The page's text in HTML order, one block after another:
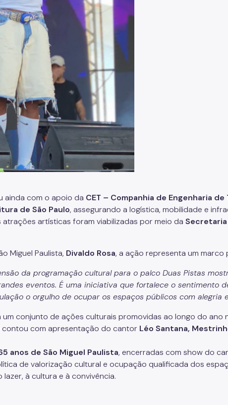
ainda com o apoio da CET – Companhia de Engenharia de
de São Paulo, assegurando a logística, mobilidade e
atrações artísticas foram viabilizadas por meio da
Miguel Paulista, Divaldo Rosa, a ação representa um marco
da programação cultural para o palco Duas Pistas
eventos. É uma iniciativa que fortalece o sentimento
o orgulho de ocupar os espaços públicos com alegria
um conjunto de ações culturais promovidas ao longo do
contou com apresentação do cantor Léo Santana,
anos de São Miguel Paulista, encerradas com show do
de valorização cultural e ocupação qualificada dos
à cultura e à convivência.